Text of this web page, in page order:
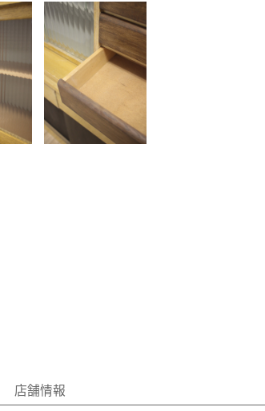
店舗情報